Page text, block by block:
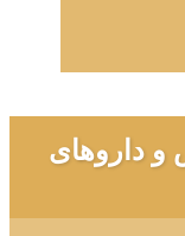
و داروهای